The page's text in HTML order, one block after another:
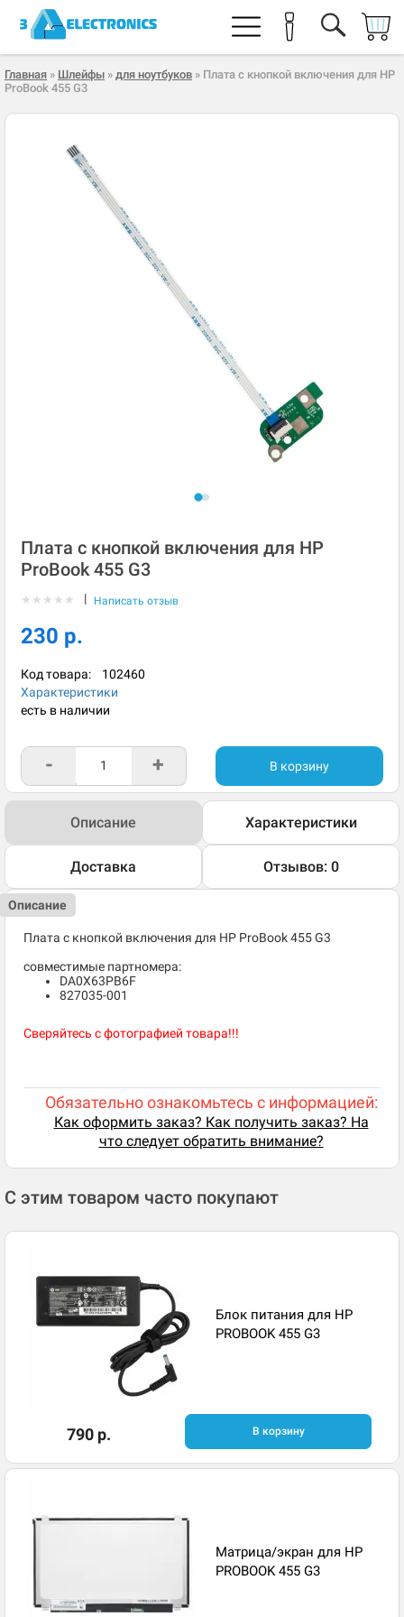
Главная » Шлейфы » для ноутбуков » Плата с кнопкой включения для HP
ProBook 455 G3
Плата с кнопкой включения для HP
ProBook 455 G3
★ ★ ★ ★ ★ | Написать отзыв
230 р.
Код товара: 102460
Характеристики
есть в наличии
- + В корзину
Описание Характеристики
Доставка Отзывов: 0
Описание
Плата с кнопкой включения для HP ProBook 455 G3
совместимые партномера:
DA0X63PB6F
827035-001
Сверяйтесь с фотографией товара!!!
Обязательно ознакомьтесь с информацией:
Как оформить заказ? Как получить заказ? На
что следует обратить внимание?
С этим товаром часто покупают
Блок питания для HP
PROBOOK 455 G3
790 р. В корзину
Матрица/экран для HP
PROBOOK 455 G3